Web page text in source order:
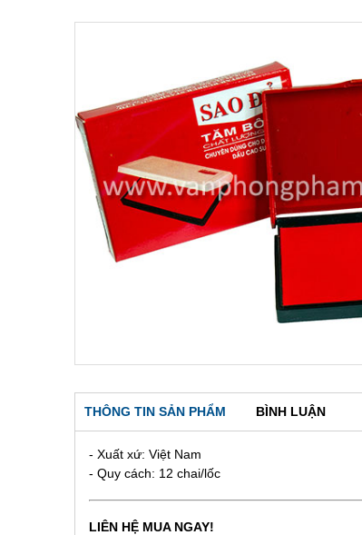
THÔNG TIN SẢN PHẨM BÌNH LUẬN
- Xuất xứ: Việt Nam
- Quy cách: 12 chai/lốc
LIÊN HỆ MUA NGAY!